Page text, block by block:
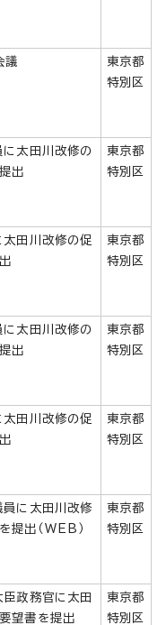
議
東京都
特別区
太田川改修の
出
東京都
特別区
田川改修の促
東京都
特別区
太田川改修の
出
東京都
特別区
田川改修の促
東京都
特別区
に太田川改修
提出（WEB）
東京都
特別区
政務官に太田
望書を提出
東京都
特別区